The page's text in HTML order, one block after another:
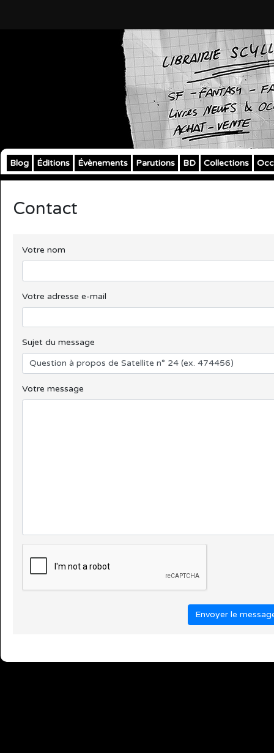
Blog Éditions Évènements Parutions BD Collections
Contact
Votre nom
Votre adresse e-mail
Sujet du message
Votre message
Envoyer le